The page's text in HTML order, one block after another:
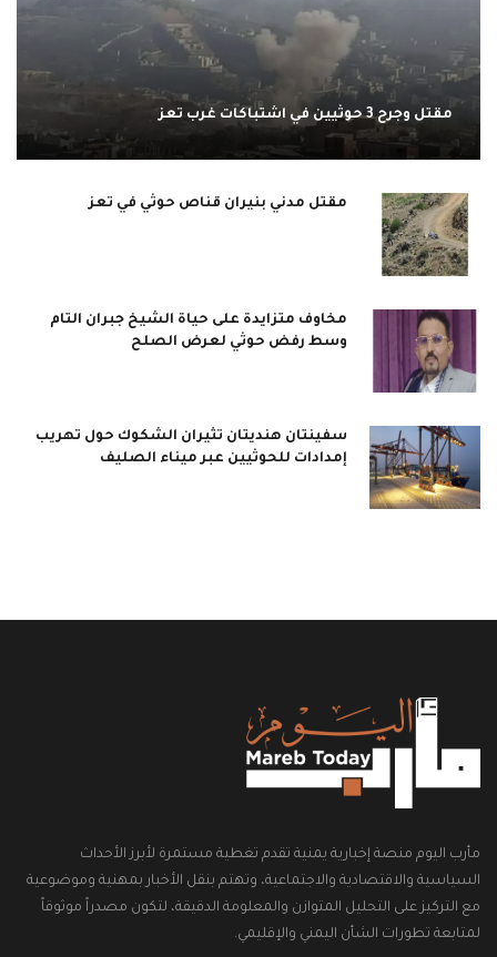
مقتل وجرح 3 حوثيين في اشتباكات غرب تعز
مقتل مدني بنيران قناص حوثي في تعز
مخاوف متزايدة على حياة الشيخ جبران التام
وسط رفض حوثي لعرض الصلح
سفينتان هنديتان تثيران الشكوك حول تهريب
إمدادات للحوثيين عبر ميناء الصليف
مأرب اليوم منصة إخبارية يمنية تقدم تغطية مستمرة لأبرز الأحداث
السياسية والاقتصادية والاجتماعية، وتهتم بنقل الأخبار بمهنية وموضوعية
مع التركيز على التحليل المتوازن والمعلومة الدقيقة، لتكون مصدراً موثوقاً
لمتابعة تطورات الشأن اليمني والإقليمي.